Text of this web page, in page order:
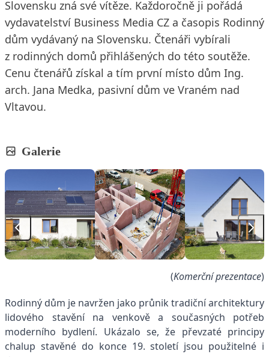
Slovensku zná své vítěze. Každoročně ji pořádá
vydavatelství Business Media CZ a časopis Rodinný
dům vydávaný na Slovensku. Čtenáři vybírali
z rodinných domů přihlášených do této soutěže.
Cenu čtenářů získal a tím první místo dům Ing.
arch. Jana Medka, pasivní dům ve Vraném nad
Vltavou.
Galerie
(Komerční prezentace)
Rodinný dům je navržen jako průnik tradiční architektury
lidového stavění na venkově a současných potřeb
moderního bydlení. Ukázalo se, že převzaté principy
chalup stavěné do konce 19. století jsou použitelné i